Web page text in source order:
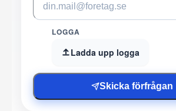
LOGGA
Ladda upp logga
Skicka förfrågan